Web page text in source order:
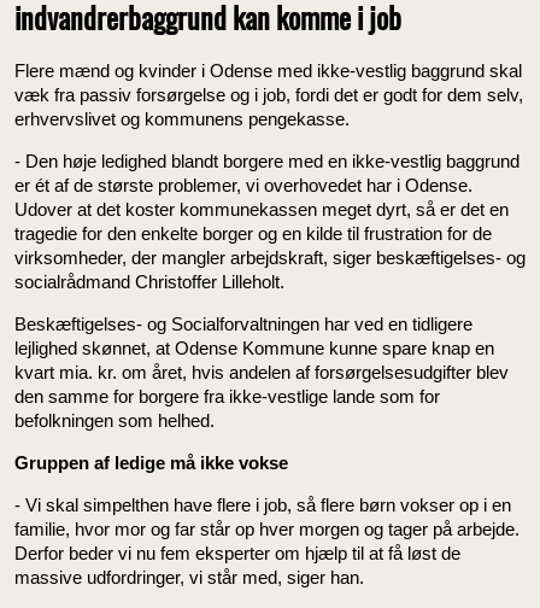
indvandrerbaggrund kan komme i job
Flere mænd og kvinder i Odense med ikke-vestlig baggrund skal
væk fra passiv forsørgelse og i job, fordi det er godt for dem selv,
erhvervslivet og kommunens pengekasse.
- Den høje ledighed blandt borgere med en ikke-vestlig baggrund
er ét af de største problemer, vi overhovedet har i Odense.
Udover at det koster kommunekassen meget dyrt, så er det en
tragedie for den enkelte borger og en kilde til frustration for de
virksomheder, der mangler arbejdskraft, siger beskæftigelses- og
socialrådmand Christoffer Lilleholt.
Beskæftigelses- og Socialforvaltningen har ved en tidligere
lejlighed skønnet, at Odense Kommune kunne spare knap en
kvart mia. kr. om året, hvis andelen af forsørgelsesudgifter blev
den samme for borgere fra ikke-vestlige lande som for
befolkningen som helhed.
Gruppen af ledige må ikke vokse
- Vi skal simpelthen have flere i job, så flere børn vokser op i en
familie, hvor mor og far står op hver morgen og tager på arbejde.
Derfor beder vi nu fem eksperter om hjælp til at få løst de
massive udfordringer, vi står med, siger han.